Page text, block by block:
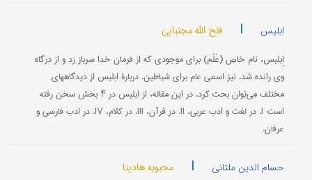
ابلیس | فتح الله مجتبایی
اِبلیس، نام خاص (عَلَم) برای موجودی كه از فرمان خدا سرباز زد و از درگاه
وی رانده شد. نیز اسمی‌ عام برای شیاطین. دربارۀ ابلیس از دیدگاههای
مختلف می‌توان بحث كرد. در این مقاله، از ابلیس در ۴ بخش سخن رفته
است: I. در لغت و ادب عربی، II. در قرآن، III. در كلام، IV. در ادب فارسی و
عرفان.
حسام الدین ملتانی | محبوبه هادینا